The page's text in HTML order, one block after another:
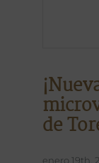
de
enero 19th,